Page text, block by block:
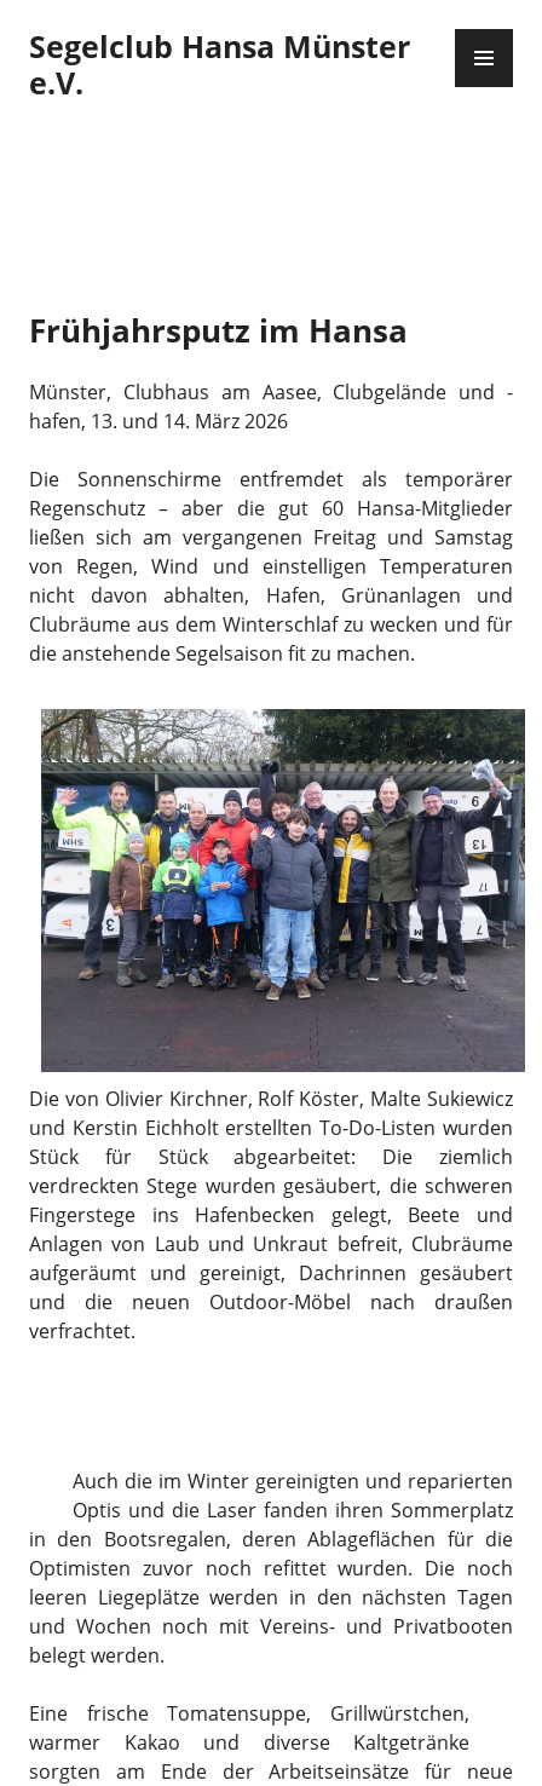
Inhalt
springen
Segelclub Hansa Münster
e.V.
Frühjahrsputz im Hansa
Münster, Clubhaus am Aasee, Clubgelände und -
hafen, 13. und 14. März 2026
Die Sonnenschirme entfremdet als temporärer
Regenschutz – aber die gut 60 Hansa-Mitglieder
ließen sich am vergangenen Freitag und Samstag
von Regen, Wind und einstelligen Temperaturen
nicht davon abhalten, Hafen, Grünanlagen und
Clubräume aus dem Winterschlaf zu wecken und für
die anstehende Segelsaison fit zu machen.
Die von Olivier Kirchner, Rolf Köster, Malte Sukiewicz
und Kerstin Eichholt erstellten To-Do-Listen wurden
Stück für Stück abgearbeitet: Die ziemlich
verdreckten Stege wurden gesäubert, die schweren
Fingerstege ins Hafenbecken gelegt, Beete und
Anlagen von Laub und Unkraut befreit, Clubräume
aufgeräumt und gereinigt, Dachrinnen gesäubert
und die neuen Outdoor-Möbel nach draußen
verfrachtet.
Auch die im Winter gereinigten und reparierten
Optis und die Laser fanden ihren Sommerplatz
in den Bootsregalen, deren Ablageflächen für die
Optimisten zuvor noch refittet wurden. Die noch
leeren Liegeplätze werden in den nächsten Tagen
und Wochen noch mit Vereins- und Privatbooten
belegt werden.
Eine frische Tomatensuppe, Grillwürstchen,
warmer Kakao und diverse Kaltgetränke
sorgten am Ende der Arbeitseinsätze für neue